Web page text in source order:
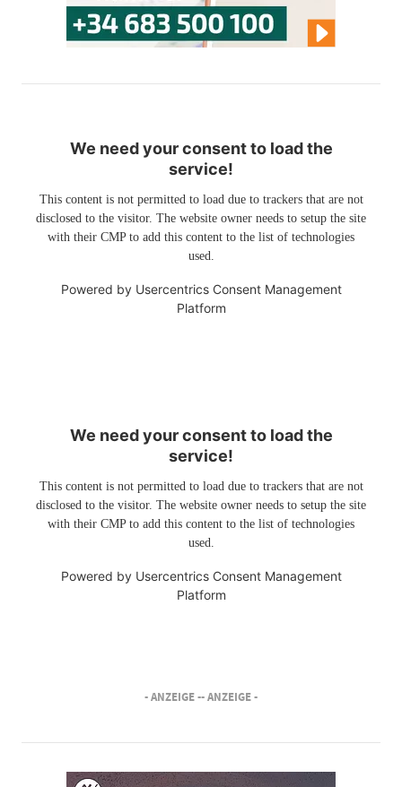
We need your consent to load the
service!
This content is not permitted to load due to trackers that are not
disclosed to the visitor. The website owner needs to setup the site
with their CMP to add this content to the list of technologies
used.
Powered by Usercentrics Consent Management
Platform
We need your consent to load the
service!
This content is not permitted to load due to trackers that are not
disclosed to the visitor. The website owner needs to setup the site
with their CMP to add this content to the list of technologies
used.
Powered by Usercentrics Consent Management
Platform
- ANZEIGE -- ANZEIGE -